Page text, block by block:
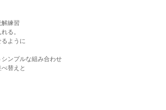
練習
る。
ように
ンプルな組み合わせ
替えと